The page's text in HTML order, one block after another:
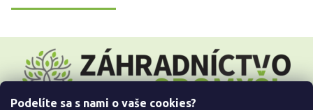
Podelíte sa s nami o vaše cookies?
p
ä